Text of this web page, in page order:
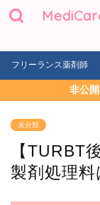
フリーランス薬剤師
非公
未分類
【TURBT
製剤処理料